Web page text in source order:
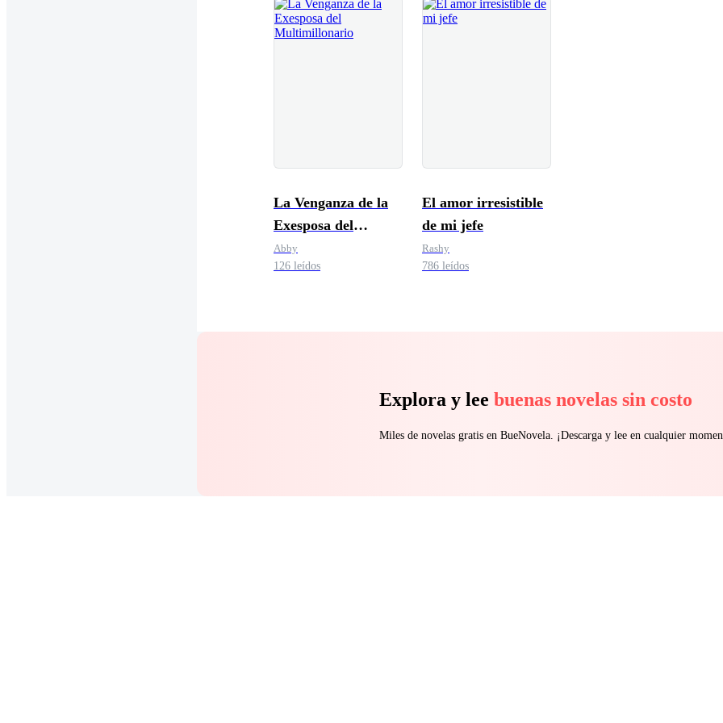
La Venganza de la
Exesposa del
Multimillonario
Abby
126 leídos
El amor irresistible
de mi jefe
Rashy
786 leídos
Explora y lee buenas novelas sin costo
Miles de novelas gratis en BueNovela. ¡Descarga y lee en cualquier